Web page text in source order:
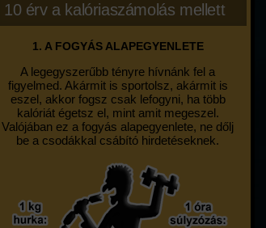
10 érv a kalóriaszámolás mellett
1. A FOGYÁS ALAPEGYENLETE
A legegyszerűbb tényre hívnánk fel a
figyelmed. Akármit is sportolsz, akármit is
eszel, akkor fogsz csak lefogyni, ha több
kalóriát égetsz el, mint amit megeszel.
Valójában ez a fogyás alapegyenlete, ne dőlj
be a csodákkal csábító hirdetéseknek.